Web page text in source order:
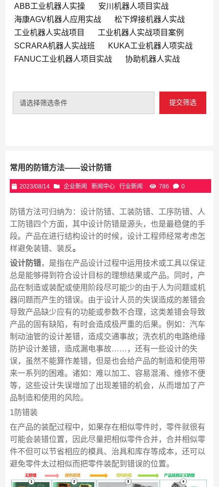
ABB工业机器人实操
安川机器人项目实战
海康AGV机器人应用实战
松下焊接机器人实战
工业机器人实战项目
工业机器人实战项目案例
SCRARA机器人实战班
KUKA工业机器人项实战
FANUC工业机器人项目实战
协助机器人实战
请选择筛选条件 提交筛选
常用的防错方法——设计防错
2023/08/14 企业新闻 新闻中心 行业新闻 786 0
防错方法可归纳为：设计防错、工装防错、工序防错、人
工防错四个方面，其中设计防错是源头，也是最稳健的手
段。产品在进行结构设计的时候，设计工程师经常考虑怎
样避免装错、装反。
设计防错，是指在产品设计过程中运用技术或工具以保证
总是能够得到符合设计目标的理想结果或产品。同时，产
品在制造或装配或使用阶段尽可能少的由于人为问题或机
器问题而产生的错误。由于设计人员的失误造成的差错会
导致产品缺少应有的功能或参数不合理，这类差错会导致
产品的固有缺陷，有时会造成极严重的后果。例如：汽车
制动油管的设计差错，造成交通事故；洗衣机的电路绝缘
防护设计差错，造成漏电事故……，还有一些设计的失
误，虽然不能算作差错，但是也会给产品的制造和使用带
来一系列的困难。诸如：难以加工、容易混淆、维修不便
等，这些设计失误增加了出现差错的机会，从而增加了产
品制造和使用的风险。
1防错装
在产品的装配过程中，如果存在相似零件时，零件就很有
可能会装错位置，因此尽量把相似零件合并，合并相似零
件不但可以节省相应的模具、治具和库存等成本，还可以
避免零件太过相似而把零件装配到错误的位置。